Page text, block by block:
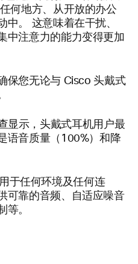
何地方、从开放的办公
中。 这意味着在干扰、
中注意力的能力变得更加
保您无论与 Cisco 头戴式
显示，头戴式耳机用户最
语音质量（100%）和降
于任何环境及任何连
可靠的音频、自适应噪音
等。